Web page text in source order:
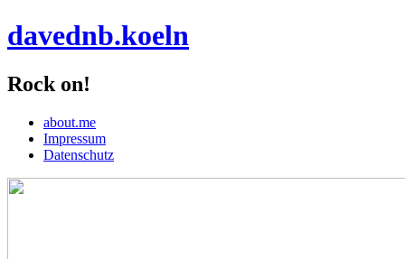
davednb.koeln
Rock on!
about.me
Impressum
Datenschutz